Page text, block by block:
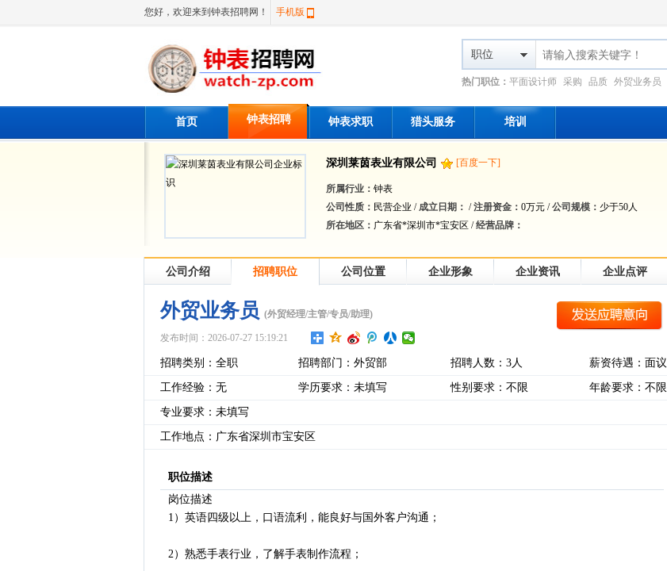
您好，欢迎来到钟表招聘网！ 手机版
职位
热门职位： 平面设计师 采购 品质 外贸业务员
首页 钟表招聘 钟表求职 猎头服务 培训
深圳莱茵表业有限公司 [百度一下]
所属行业： 钟表
公司性质： 民营企业 /成立日期： /注册资金： 0万元 /公司规模： 少于50人
所在地区： 广东省*深圳市*宝安区 /经营品牌：
公司介绍 招聘职位 公司位置 企业形象 企业资讯 企业点评
外贸业务员 (外贸经理/主管/专员/助理)
发布时间：2026-07-27 15:19:21
招聘类别：全职 招聘部门：外贸部 招聘人数：3人 薪资待遇：面议
工作经验：无 学历要求：未填写 性别要求：不限 年龄要求：不限
专业要求：未填写
工作地点：广东省深圳市宝安区
职位描述
岗位描述
1）英语四级以上，口语流利，能良好与国外客户沟通；
2）熟悉手表行业，了解手表制作流程；